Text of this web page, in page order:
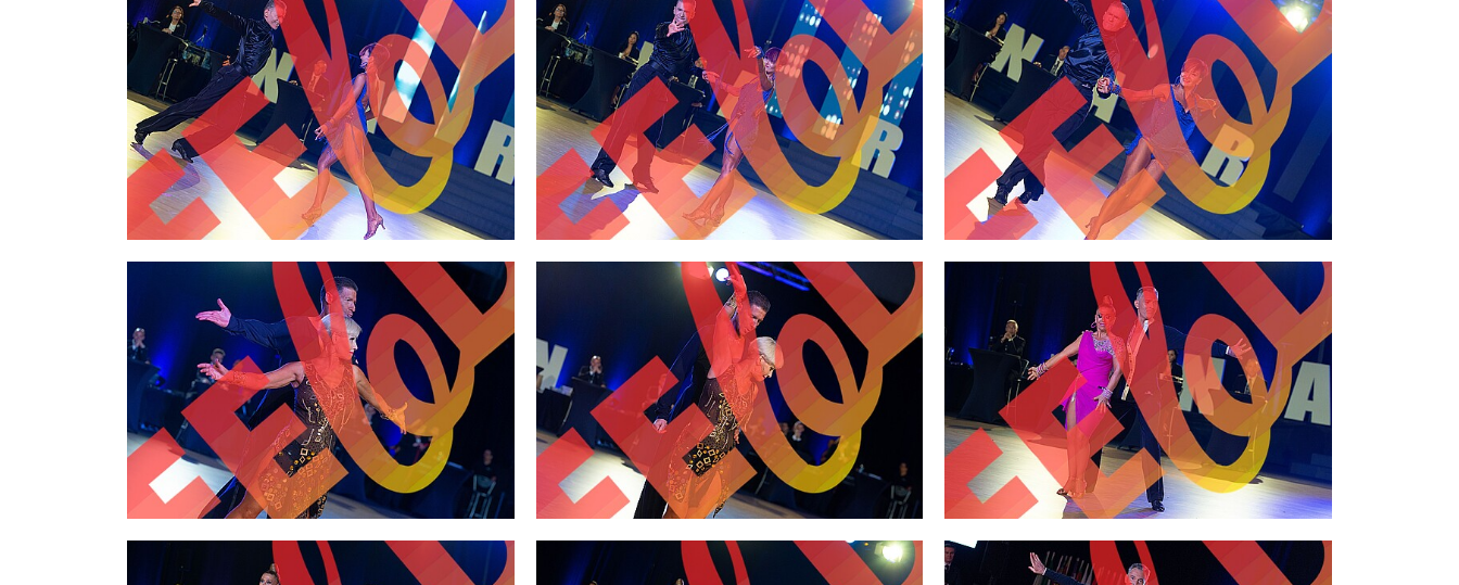
2,00 € 2,00 € 2,00 €
2,00 € 2,00 € 2,00 €